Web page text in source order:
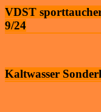
VDST
9/24
Kaltwasser